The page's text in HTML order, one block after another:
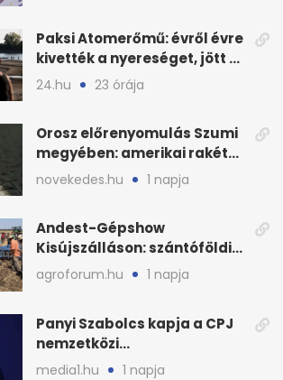
Paksi Atomerőmű: évről évre
kivették a nyereséget, jött a
baj
24.hu 23 órája
Orosz előrenyomulás Szumi
megyében: amerikai rakéták
is zsákmányként
novekedes.hu 1 napja
Andest-Gépshow
Kisújszálláson: szántóföldi
bemutató 2026. augusztus
12-én
agroforum.hu 1 napja
Panyi Szabolcs kapja a CPJ
nemzetközi
sajtószabadság-díját
media1.hu 1 napja